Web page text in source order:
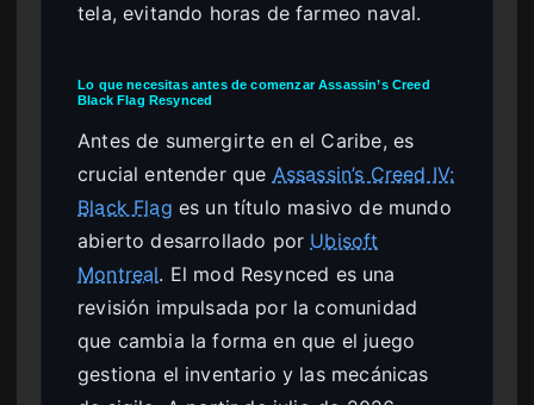
tela, evitando horas de farmeo naval.
Lo que necesitas antes de comenzar Assassin’s Creed
Black Flag Resynced
Antes de sumergirte en el Caribe, es
crucial entender que Assassin’s Creed IV:
Black Flag es un título masivo de mundo
abierto desarrollado por Ubisoft
Montreal. El mod Resynced es una
revisión impulsada por la comunidad
que cambia la forma en que el juego
gestiona el inventario y las mecánicas